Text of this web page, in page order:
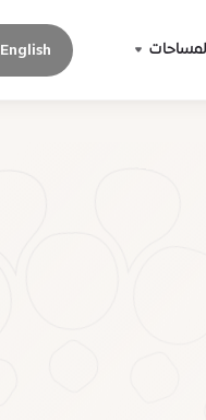
English